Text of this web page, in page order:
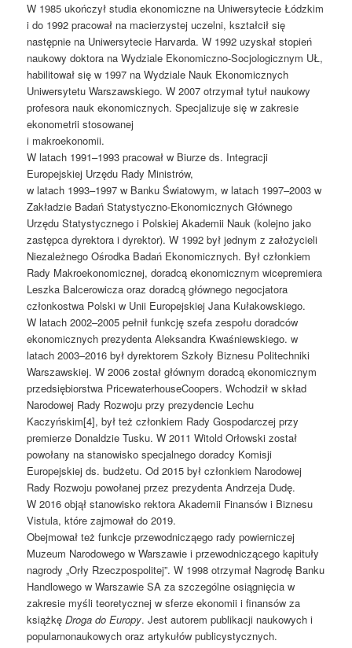
W 1985 ukończył studia ekonomiczne na Uniwersytecie Łódzkim
i do 1992 pracował na macierzystej uczelni, kształcił się
następnie na Uniwersytecie Harvarda. W 1992 uzyskał stopień
naukowy doktora na Wydziale Ekonomiczno-Socjologicznym UŁ,
habilitował się w 1997 na Wydziale Nauk Ekonomicznych
Uniwersytetu Warszawskiego. W 2007 otrzymał tytuł naukowy
profesora nauk ekonomicznych. Specjalizuje się w zakresie
ekonometrii stosowanej
i makroekonomii.
W latach 1991–1993 pracował w Biurze ds. Integracji
Europejskiej Urzędu Rady Ministrów,
w latach 1993–1997 w Banku Światowym, w latach 1997–2003 w
Zakładzie Badań Statystyczno-Ekonomicznych Głównego
Urzędu Statystycznego i Polskiej Akademii Nauk (kolejno jako
zastępca dyrektora i dyrektor). W 1992 był jednym z założycieli
Niezależnego Ośrodka Badań Ekonomicznych. Był członkiem
Rady Makroekonomicznej, doradcą ekonomicznym wicepremiera
Leszka Balcerowicza oraz doradcą głównego negocjatora
członkostwa Polski w Unii Europejskiej Jana Kułakowskiego.
W latach 2002–2005 pełnił funkcję szefa zespołu doradców
ekonomicznych prezydenta Aleksandra Kwaśniewskiego. w
latach 2003–2016 był dyrektorem Szkoły Biznesu Politechniki
Warszawskiej. W 2006 został głównym doradcą ekonomicznym
przedsiębiorstwa PricewaterhouseCoopers. Wchodził w skład
Narodowej Rady Rozwoju przy prezydencie Lechu
Kaczyńskim[4], był też członkiem Rady Gospodarczej przy
premierze Donaldzie Tusku. W 2011 Witold Orłowski został
powołany na stanowisko specjalnego doradcy Komisji
Europejskiej ds. budżetu. Od 2015 był członkiem Narodowej
Rady Rozwoju powołanej przez prezydenta Andrzeja Dudę.
W 2016 objął stanowisko rektora Akademii Finansów i Biznesu
Vistula, które zajmował do 2019.
Obejmował też funkcje przewodnicząego rady powierniczej
Muzeum Narodowego w Warszawie i przewodniczącego kapituły
nagrody „Orły Rzeczpospolitej”. W 1998 otrzymał Nagrodę Banku
Handlowego w Warszawie SA za szczególne osiągnięcia w
zakresie myśli teoretycznej w sferze ekonomii i finansów za
książkęDroga do Europy. Jest autorem publikacji naukowych i
popularnonaukowych oraz artykułów publicystycznych.